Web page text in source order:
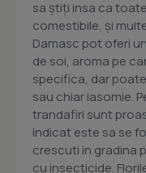
sa știți insa ca
comestibile, și
Damasc pot oferi
de soi, aroma pe
specifica, dar
sau chiar iasomie.
trandafiri sunt
indicat este sa se
crescuti in gradina
cu insecticide.